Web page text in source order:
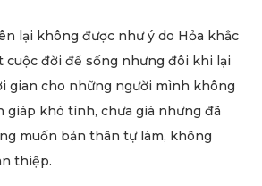
lại không được như ý do Hỏa khắc
cuộc đời để sống nhưng đôi khi lại
gian cho những người mình không
giáp khó tính, chưa già nhưng đã
muốn bản thân tự làm, không
thiệp.